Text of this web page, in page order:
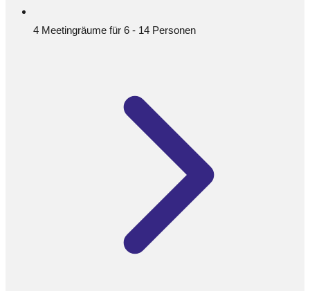
4 Meetingräume für 6 - 14 Personen